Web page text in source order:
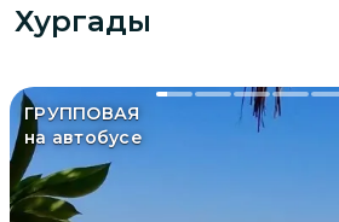
Хургады
ГРУППОВАЯ
на автобусе